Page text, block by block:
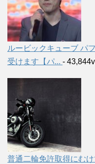
ルービックキューブ パ
受けます【パ... -
普通二輪免許取得にむ